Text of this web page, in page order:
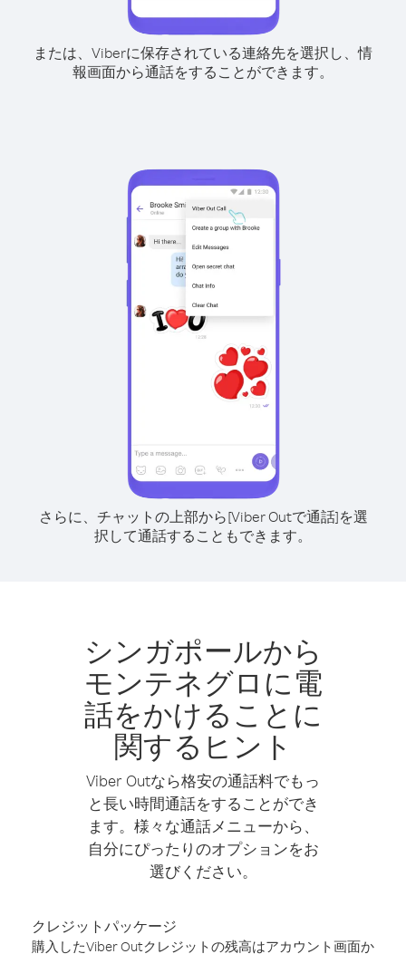
または、Viberに保存されている連絡先を選択し、情
報画面から通話をすることができます。
さらに、チャットの上部から[Viber Outで通話]を選
択して通話することもできます。
シンガポールから
モンテネグロに電
話をかけることに
関するヒント
Viber Outなら格安の通話料でもっ
と長い時間通話をすることができ
ます。様々な通話メニューから、
自分にぴったりのオプションをお
選びください。
クレジットパッケージ
購入したViber Outクレジットの残高はアカウント画面か